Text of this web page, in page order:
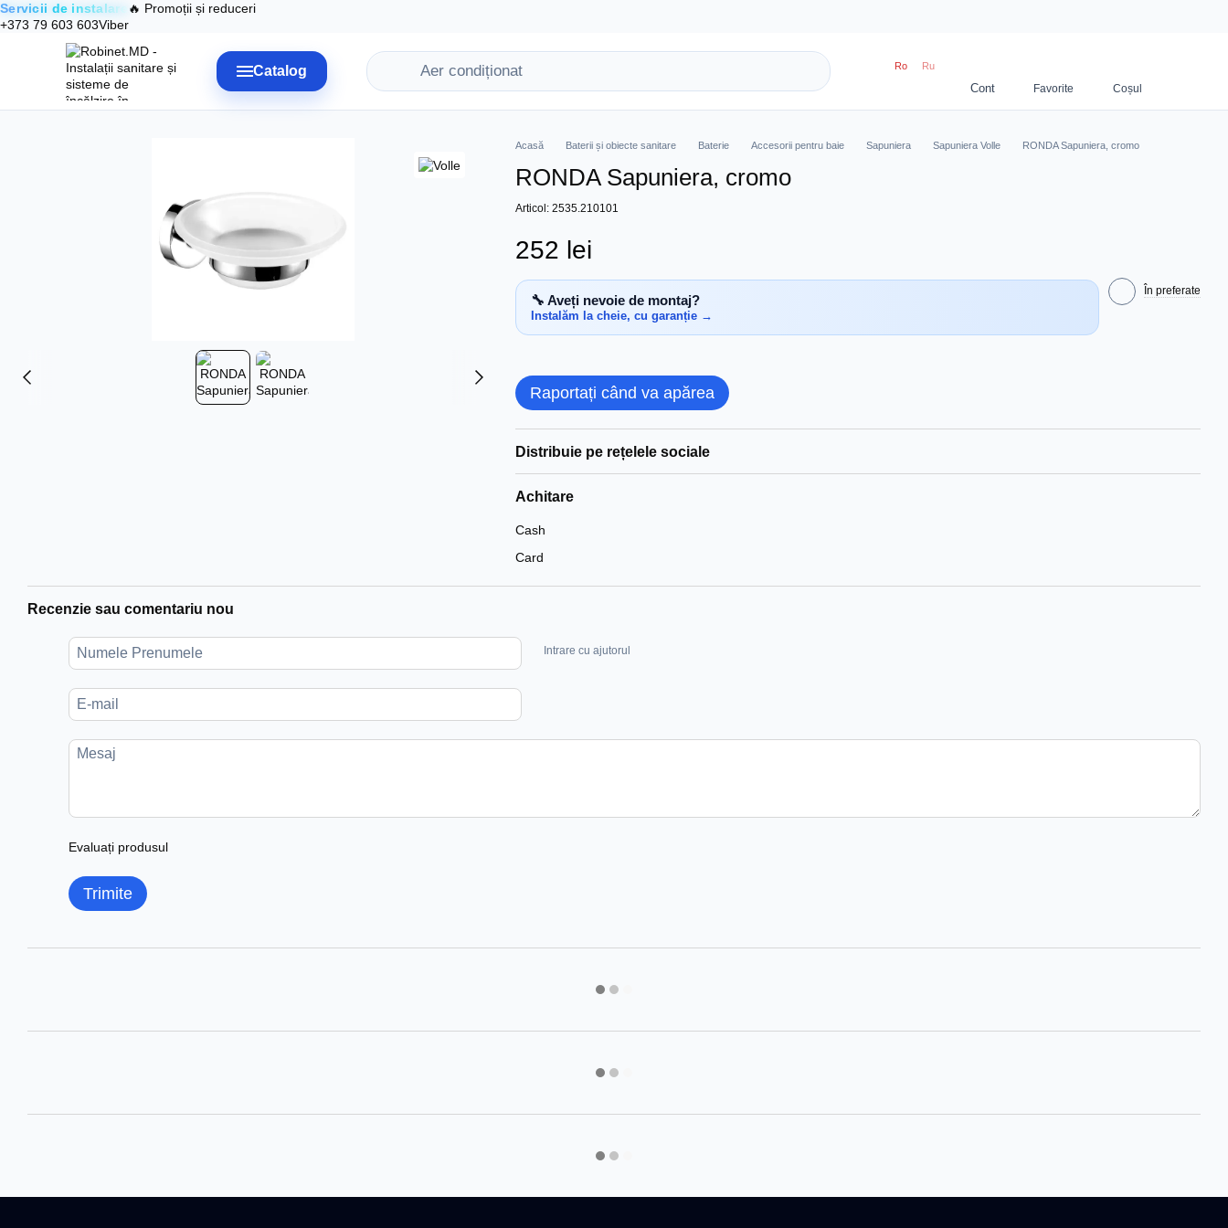
Mergi la conținutul principal
Servicii de instalare 🔥 Promoții și reduceri
+373 79 603 603Viber
Catalog Ro Ru
Acasă Baterii și obiecte sanitare Baterie Accesorii pentru baie Sapuniera Sapuniera Volle RONDA Sapuniera, cromo
RONDA Sapuniera, cromo
Articol: 2535.210101
252 lei
🔧 Aveți nevoie de montaj?
Instalăm la cheie, cu garanție →
În preferate
Raportați când va apărea
Distribuie pe rețelele sociale
Achitare
Cash
Card
Recenzie sau comentariu nou
Intrare cu ajutorul
Evaluați produsul
Trimite